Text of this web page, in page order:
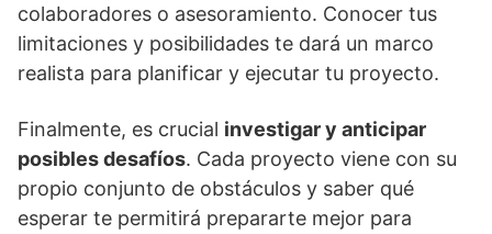
colaboradores o asesoramiento. Conocer tus
limitaciones y posibilidades te dará un marco
realista para planificar y ejecutar tu proyecto.
Finalmente, es crucial investigar y anticipar
posibles desafíos. Cada proyecto viene con su
propio conjunto de obstáculos y saber qué
esperar te permitirá prepararte mejor para